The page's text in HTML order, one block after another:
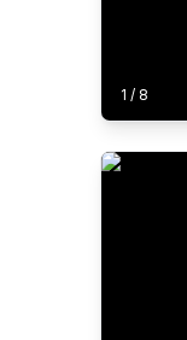
1 / 8